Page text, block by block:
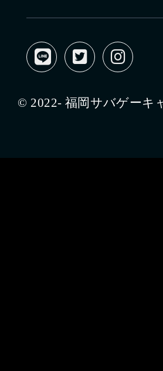
© 2022- 福岡サバゲーキ